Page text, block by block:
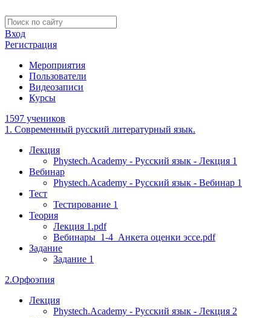
Вход
Регистрация
Мероприятия
Пользователи
Видеозаписи
Курсы
1597 учеников
1. Современный русский литературный язык.
Лекция
Phystech.Academy - Русский язык - Лекция 1
Вебинар
Phystech.Academy - Русский язык - Вебинар 1
Тест
Тестирование 1
Теория
Лекция 1.pdf
Вебинары_1-4_Анкета оценки эссе.pdf
Задание
Задание 1
2.Орфоэпия
Лекция
Phystech.Academy - Русский язык - Лекция 2